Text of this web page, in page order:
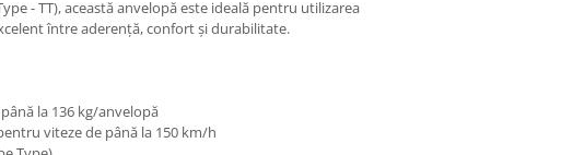
- TT), această anvelopă este ideală pentru utilizarea
între aderență, confort și durabilitate.
la 136 kg/anvelopă
viteze de până la 150 km/h